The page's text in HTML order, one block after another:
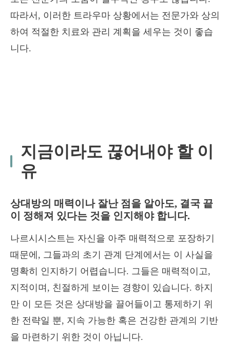
따라서, 이러한 트라우마 상황에서는 전문가와 상의
하여 적절한 치료와 관리 계획을 세우는 것이 좋습
니다.
지금이라도 끊어내야 할 이
유
상대방의 매력이나 잘난 점을 알아도, 결국 끝
이 정해져 있다는 것을 인지해야 합니다.
나르시시스트는 자신을 아주 매력적으로 포장하기
때문에, 그들과의 초기 관계 단계에서는 이 사실을
명확히 인지하기 어렵습니다. 그들은 매력적이고,
지적이며, 친절하게 보이는 경향이 있습니다. 하지
만 이 모든 것은 상대방을 끌어들이고 통제하기 위
한 전략일 뿐, 지속 가능한 혹은 건강한 관계의 기반
을 마련하기 위한 것이 아닙니다.